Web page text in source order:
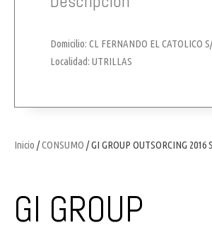
Inicio /CONSUMO / GI GROUP OUTSORCING 2016
GI GROUP
Domicilio: CL FERNANDO EL CATOLICO
Localidad: UTRILLAS